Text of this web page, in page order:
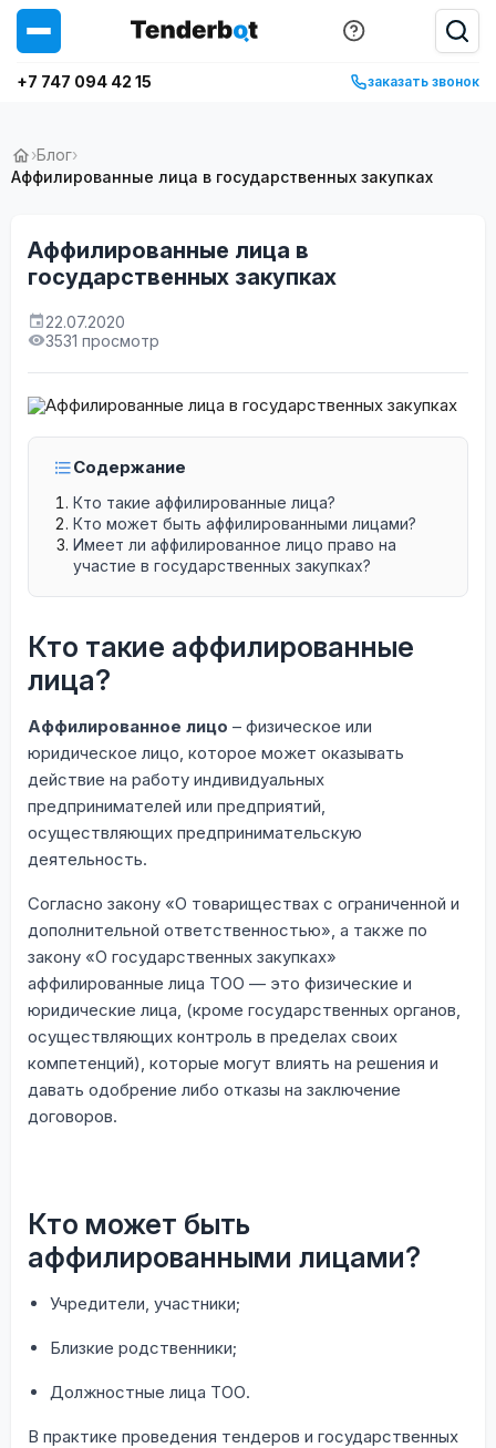
+7 747 094 42 15 заказать звонок
›Блог›
Аффилированные лица в государственных закупках
Аффилированные лица в
государственных закупках
22.07.2020
3531 просмотр
Содержание
Кто такие аффилированные лица?
Кто может быть аффилированными лицами?
Имеет ли аффилированное лицо право на
участие в государственных закупках?
Кто такие аффилированные
лица?
Аффилированное лицо – физическое или
юридическое лицо, которое может оказывать
действие на работу индивидуальных
предпринимателей или предприятий,
осуществляющих предпринимательскую
деятельность.
Согласно закону «О товариществах с ограниченной и
дополнительной ответственностью», а также по
закону «О государственных закупках»
аффилированные лица ТОО — это физические и
юридические лица, (кроме государственных органов,
осуществляющих контроль в пределах своих
компетенций), которые могут влиять на решения и
давать одобрение либо отказы на заключение
договоров.
Кто может быть
аффилированными лицами?
Учредители, участники;
Близкие родственники;
Должностные лица ТОО.
В практике проведения тендеров и государственных